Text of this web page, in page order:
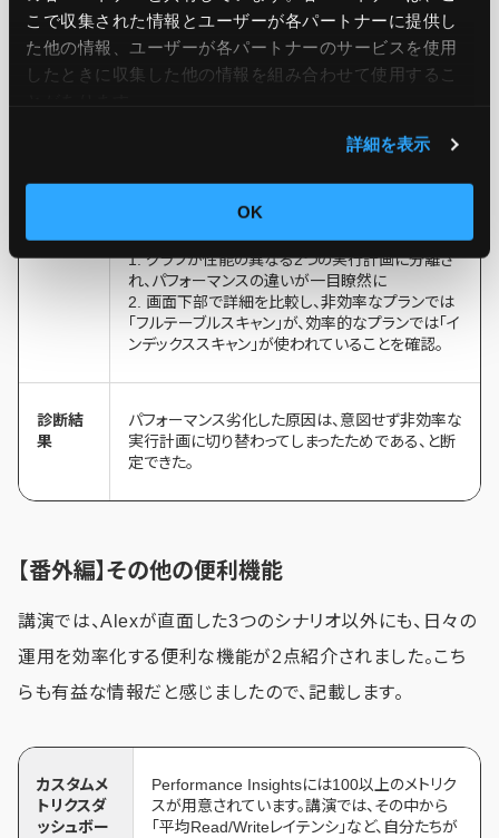
こで収集された情報とユーザーが各パートナーに提供し
た他の情報、ユーザーが各パートナーのサービスを使用
したときに収集した他の情報を組み合わせて使用​​するこ
詳細を表示
OK
課題
「注文検索が、時間帯によって急に遅くなる」という
1. グラフが性能の異なる2つの実行計画に分離さ
れ、パフォーマンスの違いが一目瞭然に
2. 画面下部で詳細を比較し、非効率なプランでは
「フルテーブルスキャン」が、効率的なプランでは「イ
ンデックススキャン」が使われていることを確認。
診断結
果
パフォーマンス劣化した原因は、意図せず非効率な
実行計画に切り替わってしまったためである、と断
定できた。
【番外編】その他の便利機能
講演では、Alexが直面した3つのシナリオ以外にも、日々の
運用を効率化する便利な機能が2点紹介されました。こち
らも有益な情報だと感じましたので、記載します。
カスタムメ
トリクスダ
ッシュボー
Performance Insightsには100以上のメトリク
スが用意されています。講演では、その中から
「平均Read/Writeレイテンシ」など、自分たちが